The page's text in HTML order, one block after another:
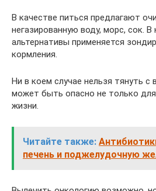
В качестве питься предлагают
негазированную воду, морс, сок. В
альтернативы применяется
кормления.
Ни в коем случае нельзя тянуть с
может быть опасно не только
жизни.
Читайте также:
печень и поджелудочную